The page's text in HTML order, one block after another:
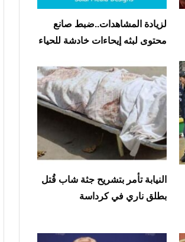
لزيادة المشاهدات..ضبط صانع
محتوى لبثه إيحاءات خادشة للحياء
النيابة تأمر بتشريح جثة شاب قُتل
بطلق ناري في كرداسة